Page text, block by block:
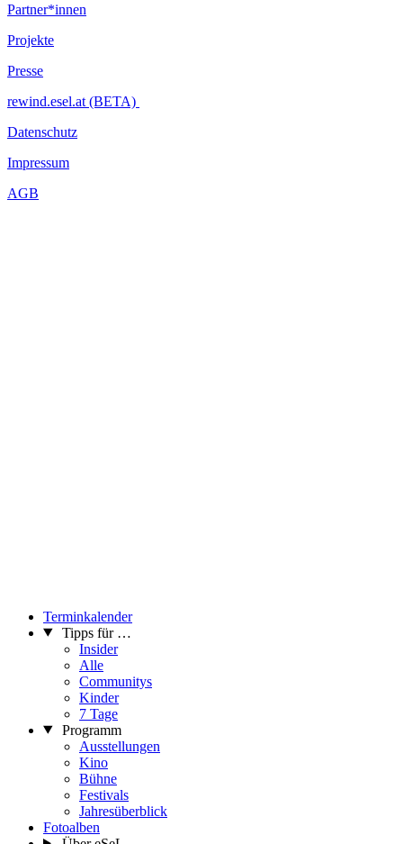
Partner*innen
Projekte
Presse
rewind.esel.at (BETA)
Datenschutz
Impressum
AGB
Terminkalender
Tipps für …
Insider
Alle
Communitys
Kinder
7 Tage
Programm
Ausstellungen
Kino
Bühne
Festivals
Jahresüberblick
Fotoalben